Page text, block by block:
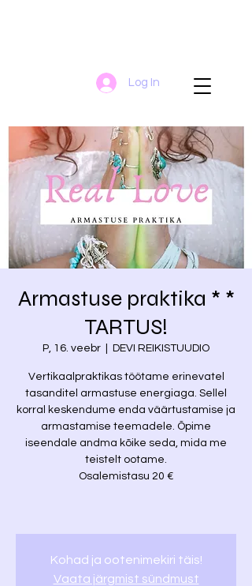
Log In
Armastuse praktika * *
TARTUS!
P, 16. veebr DEVI REIKISTUUDIO
Vertikaalpraktikas töötame erinevatel
tasanditel armastuse energiaga. Sellel
korral keskendume enda väärtustamise ja
armastamise teemadele. Õpime
iseendale andma kõike seda, mida me
teistelt ootame.
Osalemistasu 20 €
Kohad ja ootenimekiri täis!
Vaata järgmist sündmust